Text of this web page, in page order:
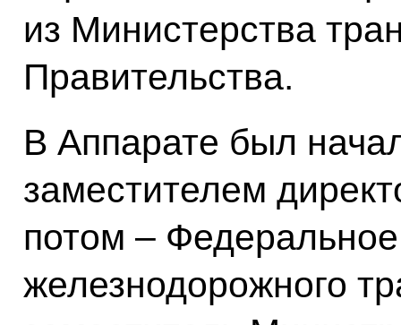
из Министерства
Правительства.
В Аппарате был
заместителем
потом – Федеральное
железнодорожного